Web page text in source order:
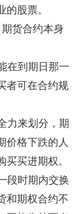
股票。
货合约本身
到期日那一
者可在合约规
来划分，期
价格下跌的人
买进期权。
时期内交换
和期权合约不